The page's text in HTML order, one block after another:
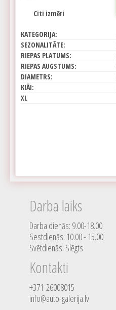
Citi izmēri
KATEGORIJA:
SEZONALITĀTE:
RIEPAS PLATUMS:
RIEPAS AUGSTUMS:
DIAMETRS:
KIĀI:
XL
Darba laiks
Darba dienās: 9.00-18.00
Sestdienās: 10.00 - 15.00
Svētdienās: Slēgts
Kontakti
+371 26008015
info@auto-galerija.lv